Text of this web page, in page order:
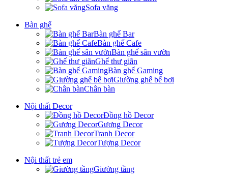
Sofa văng
Bàn ghế
Bàn ghế Bar
Bàn ghế Cafe
Bàn ghế sân vườn
Ghế thư giãn
Bàn ghế Gaming
Giường ghế bể bơi
Chân bàn
Nội thất Decor
Đồng hồ Decor
Gương Decor
Tranh Decor
Tượng Decor
Nội thất trẻ em
Giường tầng